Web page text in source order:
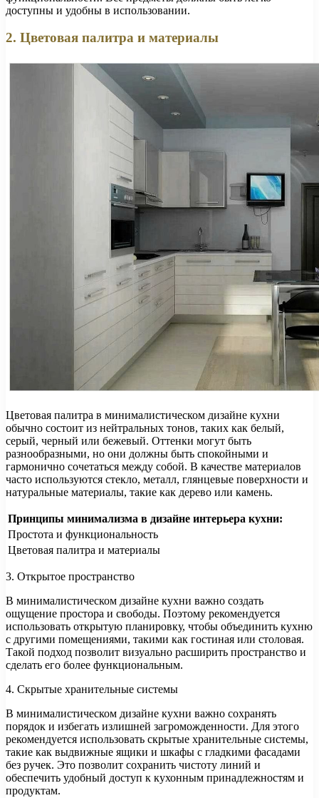
доступны и удобны в использовании.
2. Цветовая палитра и материалы
Цветовая палитра в минималистическом дизайне кухни
обычно состоит из нейтральных тонов, таких как белый,
серый, черный или бежевый. Оттенки могут быть
разнообразными, но они должны быть спокойными и
гармонично сочетаться между собой. В качестве материалов
часто используются стекло, металл, глянцевые поверхности и
натуральные материалы, такие как дерево или камень.
Принципы минимализма в дизайне интерьера кухни:
Простота и функциональность
Цветовая палитра и материалы
3. Открытое пространство
В минималистическом дизайне кухни важно создать
ощущение простора и свободы. Поэтому рекомендуется
использовать открытую планировку, чтобы объединить кухню
с другими помещениями, такими как гостиная или столовая.
Такой подход позволит визуально расширить пространство и
сделать его более функциональным.
4. Скрытые хранительные системы
В минималистическом дизайне кухни важно сохранять
порядок и избегать излишней загроможденности. Для этого
рекомендуется использовать скрытые хранительные системы,
такие как выдвижные ящики и шкафы с гладкими фасадами
без ручек. Это позволит сохранить чистоту линий и
обеспечить удобный доступ к кухонным принадлежностям и
продуктам.